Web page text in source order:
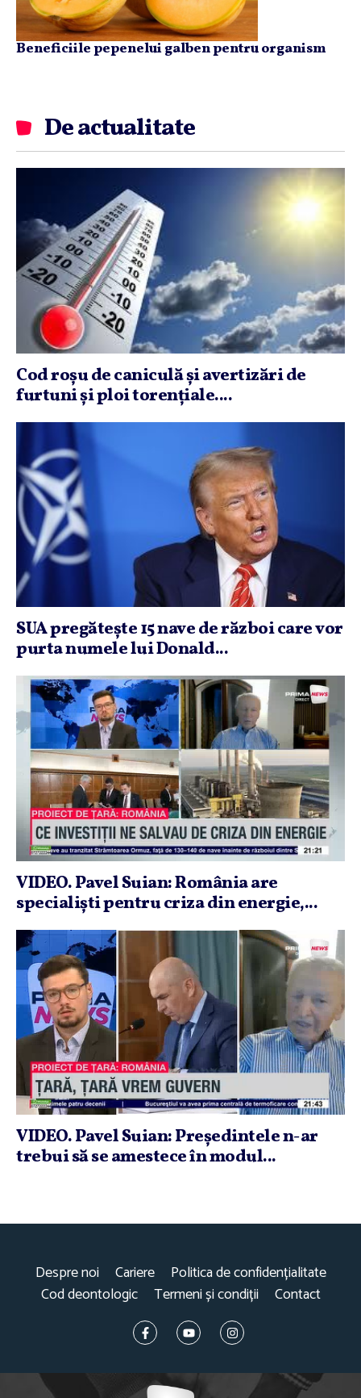
Beneficiile pepenelui galben pentru organism
De actualitate
Cod roşu de caniculă şi avertizări de
furtuni şi ploi torenţiale....
SUA pregăteşte 15 nave de război care vor
purta numele lui Donald...
VIDEO. Pavel Suian: România are
specialişti pentru criza din energie,...
VIDEO. Pavel Suian: Preşedintele n-ar
trebui să se amestece în modul...
Despre noi Cariere
Politica de confidențialitate
Cod deontologic
Termeni și condiții Contact